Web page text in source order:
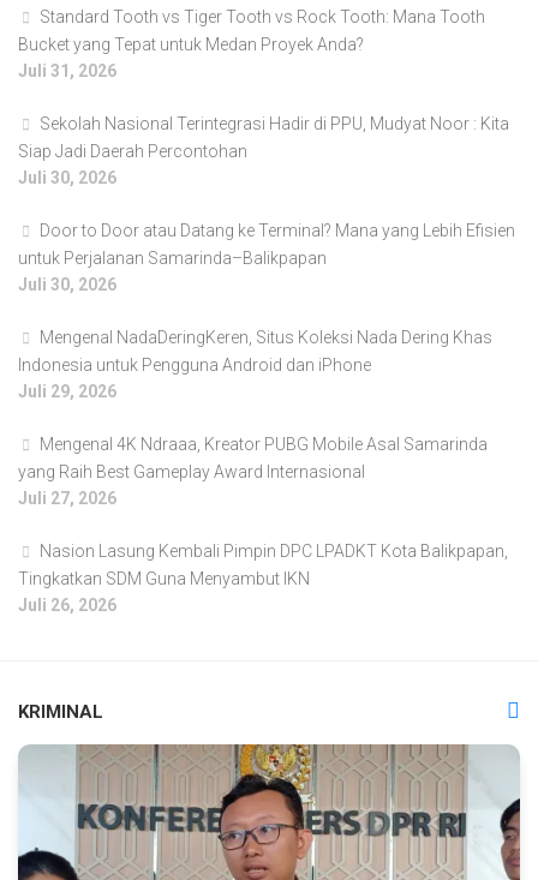
Standard Tooth vs Tiger Tooth vs Rock Tooth: Mana Tooth
Bucket yang Tepat untuk Medan Proyek Anda?
Juli 31, 2026
Sekolah Nasional Terintegrasi Hadir di PPU, Mudyat Noor : Kita
Siap Jadi Daerah Percontohan
Juli 30, 2026
Door to Door atau Datang ke Terminal? Mana yang Lebih Efisien
untuk Perjalanan Samarinda–Balikpapan
Juli 30, 2026
Mengenal NadaDeringKeren, Situs Koleksi Nada Dering Khas
Indonesia untuk Pengguna Android dan iPhone
Juli 29, 2026
Mengenal 4K Ndraaa, Kreator PUBG Mobile Asal Samarinda
yang Raih Best Gameplay Award Internasional
Juli 27, 2026
Nasion Lasung Kembali Pimpin DPC LPADKT Kota Balikpapan,
Tingkatkan SDM Guna Menyambut IKN
Juli 26, 2026
KRIMINAL